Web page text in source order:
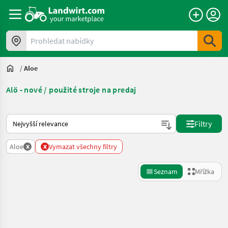
Prohledat nabídky
/Aloe
Alö - nové / použité stroje na predaj
Takto se řadí nabídky na Landwirt.com
Filtry
Aloe x x Vymazat všechny filtry
Seznam Mřížka